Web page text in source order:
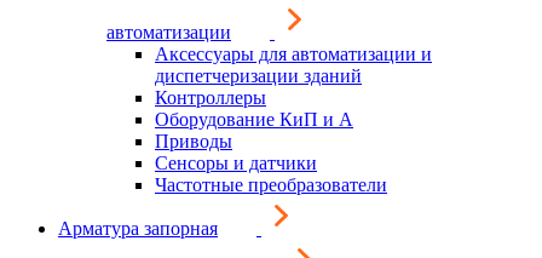
автоматизации
Аксессуары для автоматизации и
диспетчеризации зданий
Контроллеры
Оборудование КиП и А
Приводы
Сенсоры и датчики
Частотные преобразователи
Арматура запорная